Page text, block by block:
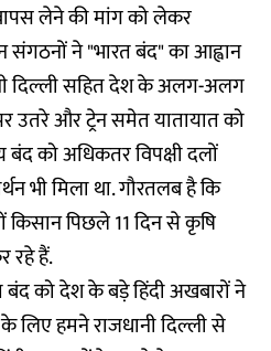
लेने की मांग को लेकर
ने "भारत बंद" का आह्वान
दिल्ली सहित देश के अलग-अलग
उतरे और ट्रेन समेत यातायात को
बंद को अधिकतर विपक्षी दलों
भी मिला था. गौरतलब है कि
किसान पिछले 11 दिन से कृषि
रहे हैं.
को देश के बड़े हिंदी अखबारों ने
लिए हमने राजधानी दिल्ली से